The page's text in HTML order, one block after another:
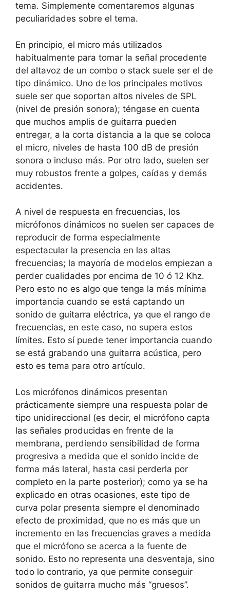
tema. Simplemente comentaremos algunas
peculiaridades sobre el tema.
En principio, el micro más utilizados
habitualmente para tomar la señal procedente
del altavoz de un combo o stack suele ser el de
tipo dinámico. Uno de los principales motivos
suele ser que soportan altos niveles de SPL
(nivel de presión sonora); téngase en cuenta
que muchos amplis de guitarra pueden
entregar, a la corta distancia a la que se coloca
el micro, niveles de hasta 100 dB de presión
sonora o incluso más. Por otro lado, suelen ser
muy robustos frente a golpes, caídas y demás
accidentes.
A nivel de respuesta en frecuencias, los
micrófonos dinámicos no suelen ser capaces de
reproducir de forma especialmente
espectacular la presencia en las altas
frecuencias; la mayoría de modelos empiezan a
perder cualidades por encima de 10 ó 12 Khz.
Pero esto no es algo que tenga la más mínima
importancia cuando se está captando un
sonido de guitarra eléctrica, ya que el rango de
frecuencias, en este caso, no supera estos
límites. Esto sí puede tener importancia cuando
se está grabando una guitarra acústica, pero
esto es tema para otro artículo.
Los micrófonos dinámicos presentan
prácticamente siempre una respuesta polar de
tipo unidireccional (es decir, el micrófono capta
las señales producidas en frente de la
membrana, perdiendo sensibilidad de forma
progresiva a medida que el sonido incide de
forma más lateral, hasta casi perderla por
completo en la parte posterior); como ya se ha
explicado en otras ocasiones, este tipo de
curva polar presenta siempre el denominado
efecto de proximidad, que no es más que un
incremento en las frecuencias graves a medida
que el micrófono se acerca a la fuente de
sonido. Esto no representa una desventaja, sino
todo lo contrario, ya que permite conseguir
sonidos de guitarra mucho más “gruesos”.